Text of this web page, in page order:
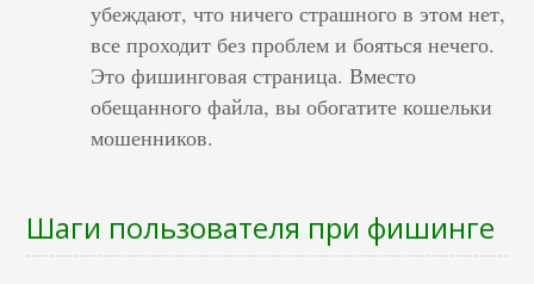
убеждают, что ничего страшного в этом нет,
все проходит без проблем и бояться нечего.
Это фишинговая страница. Вместо
обещанного файла, вы обогатите кошельки
мошенников.
Шаги пользователя при фишинге